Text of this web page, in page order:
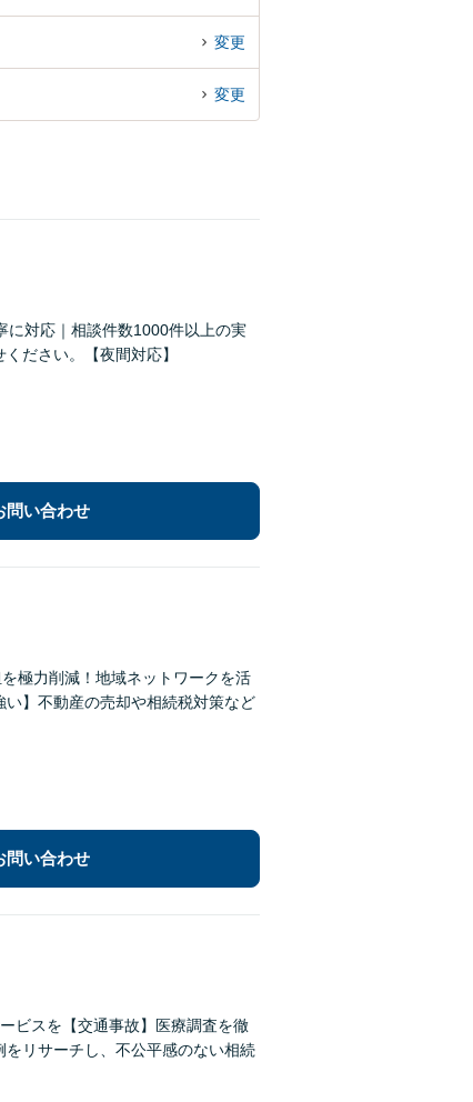
変更
変更
に対応｜相談件数1000件以上の実
ださい。【夜間対応】
問い合わせ
極力削減！地域ネットワークを活
】不動産の売却や相続税対策など
問い合わせ
ビスを【交通事故】医療調査を徹
リサーチし、不公平感のない相続